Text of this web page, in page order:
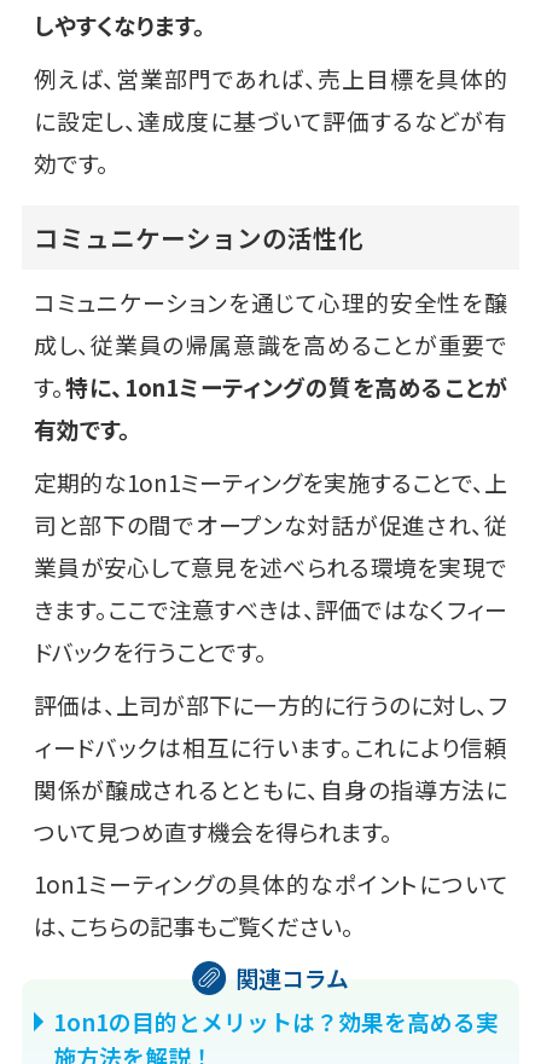
しやすくなります。
例えば、営業部門であれば、売上目標を具体的
に設定し、達成度に基づいて評価するなどが有
効です。
コミュニケーションの活性化
コミュニケーションを通じて心理的安全性を醸
成し、従業員の帰属意識を高めることが重要で
す。特に、1on1ミーティングの質を高めることが
有効です。
定期的な1on1ミーティングを実施することで、上
司と部下の間でオープンな対話が促進され、従
業員が安心して意見を述べられる環境を実現で
きます。ここで注意すべきは、評価ではなくフィー
ドバックを行うことです。
評価は、上司が部下に一方的に行うのに対し、フ
ィードバックは相互に行います。これにより信頼
関係が醸成されるとともに、自身の指導方法に
ついて見つめ直す機会を得られます。
1on1ミーティングの具体的なポイントについて
は、こちらの記事もご覧ください。
1on1の目的とメリットは？効果を高める実
施方法を解説！